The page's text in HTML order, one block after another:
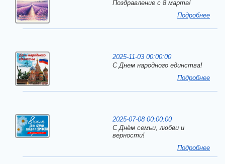
Поздравление с 8 марта!
Подробнее
2025-11-03 00:00:00
С Днем народного единства!
Подробнее
2025-07-08 00:00:00
С Днём семьи, любви и
верности!
Подробнее